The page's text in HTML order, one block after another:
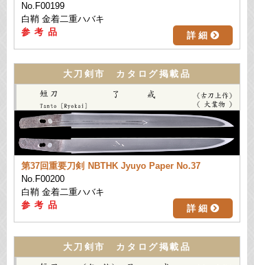
No.F00199
白鞘 金着二重ハバキ
詳 細
大刀剣市 カタログ掲載品
第37回重要刀剣 NBTHK Jyuyo Paper No.37
No.F00200
白鞘 金着二重ハバキ
詳 細
大刀剣市 カタログ掲載品